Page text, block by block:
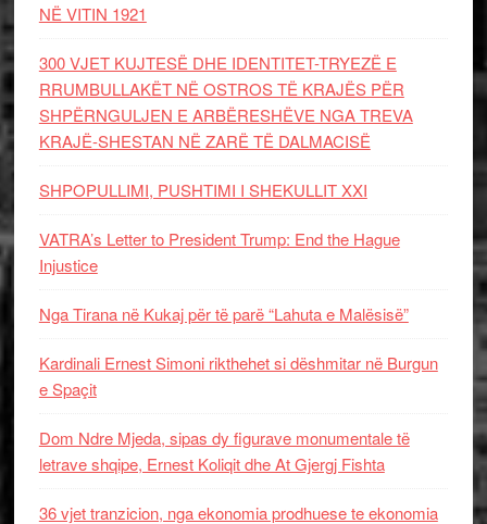
NË VITIN 1921
300 VJET KUJTESË DHE IDENTITET-TRYEZË E
RRUMBULLAKËT NË OSTROS TË KRAJËS PËR
SHPËRNGULJEN E ARBËRESHËVE NGA TREVA
KRAJË-SHESTAN NË ZARË TË DALMACISË
SHPOPULLIMI, PUSHTIMI I SHEKULLIT XXI
VATRA’s Letter to President Trump: End the Hague
Injustice
Nga Tirana në Kukaj për të parë “Lahuta e Malësisë”
Kardinali Ernest Simoni rikthehet si dëshmitar në Burgun
e Spaçit
Dom Ndre Mjeda, sipas dy figurave monumentale të
letrave shqipe, Ernest Koliqit dhe At Gjergj Fishta
36 vjet tranzicion, nga ekonomia prodhuese te ekonomia